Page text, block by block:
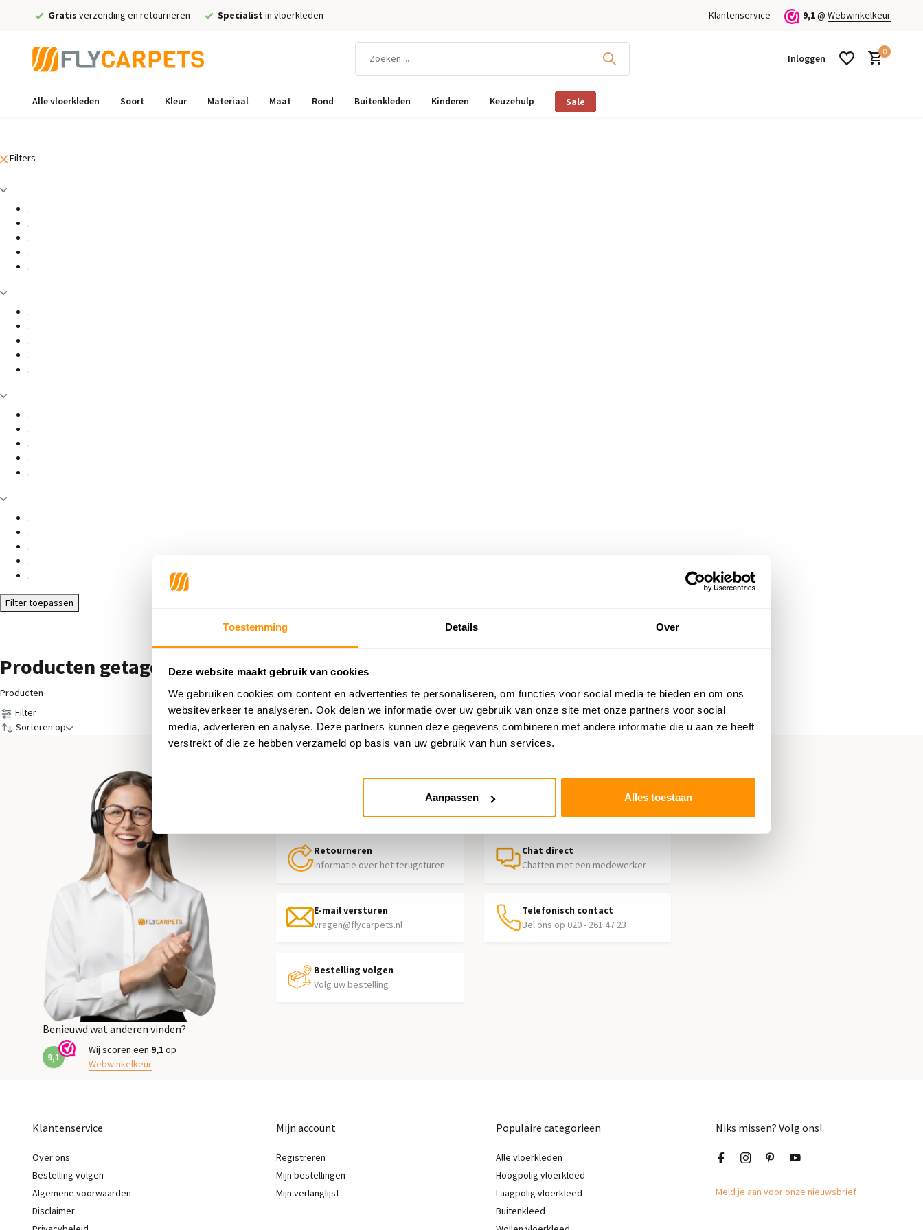
Toestemming Details Over
Deze website maakt gebruik van cookies
We gebruiken cookies om content en advertenties te personaliseren, om functies voor social media te bieden en om ons
websiteverkeer te analyseren. Ook delen we informatie over uw gebruik van onze site met onze partners voor social
media, adverteren en analyse. Deze partners kunnen deze gegevens combineren met andere informatie die u aan ze heeft
verstrekt of die ze hebben verzameld op basis van uw gebruik van hun services.
Aanpassen Alles toestaan
Gratis verzending en retourneren Specialist in vloerkleden Klantenservice 9,1@ Webwinkelkeur
Inloggen
0
Alle vloerkleden Soort Kleur Materiaal Maat Rond Buitenkleden Kinderen Keuzehulp Sale
Filters
Filter toepassen
Producten getagd met Diamond
Producten
Filter
Sorteren op
Hulp nodig?
Retourneren
Informatie over het terugsturen
Chat direct
Chatten met een medewerker
E-mail versturen
vragen@flycarpets.nl
Telefonisch contact
Bel ons op 020 - 261 47 23
Bestelling volgen
Volg uw bestelling
Benieuwd wat anderen vinden?
9,1
Wij scoren een 9,1op
Webwinkelkeur
Klantenservice
Over ons
Bestelling volgen
Algemene voorwaarden
Disclaimer
Mijn account
Registreren
Mijn bestellingen
Mijn verlanglijst
Populaire categorieën
Alle vloerkleden
Hoogpolig vloerkleed
Laagpolig vloerkleed
Buitenkleed
Niks missen? Volg ons!
Meld je aan voor onze nieuwsbrief